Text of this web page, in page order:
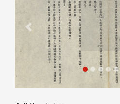
Previous